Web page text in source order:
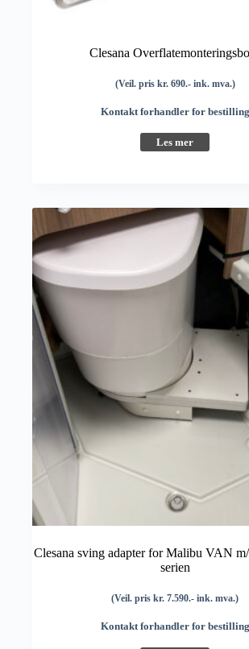
Clesana
(Veil. pris kr. 690.- ink. mva.)
Kontakt forhandler for bestilling
Les mer
Clesana sving adapter for Malibu VAN
serien
(Veil. pris kr. 7.590.- ink. mva.)
Kontakt forhandler for bestilling